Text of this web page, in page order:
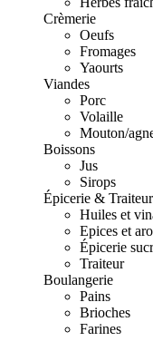
Crèmerie
Oeufs
Fromages
Yaourts
Viandes
Porc
Volaille
Mouton/
Boissons
Jus
Sirops
Épicerie & Traiteur
Huiles et
Epices et
Épicerie
Traiteur
Boulangerie
Pains
Brioches
Farines